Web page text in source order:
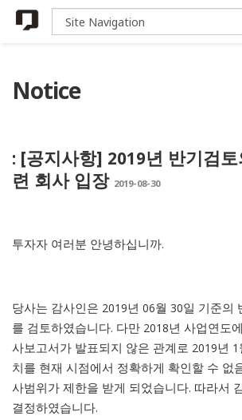
Notice
: [공지사항] 2019년 반기검
련 회사 입장 2019-08-30
투자자 여러분 안녕하십니까.
당사는 감사인은 2019년 06월 30일 기준의
를 검토하였습니다. 다만 2018년 사업연도
사보고서가 발표되지 않은 관계로 2019년
치를 현재 시점에서 정확하게 확인할 수 없
사범위가 제한을 받게 되었습니다. 따라서
결정하였습니다.